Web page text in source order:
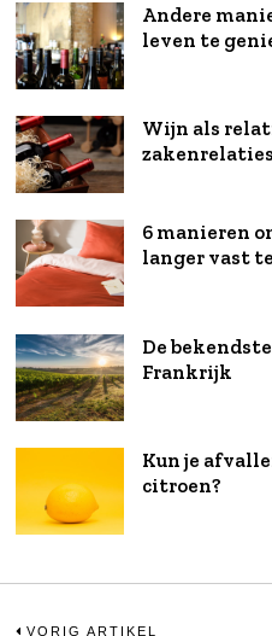
Andere
leven te
Wijn als
6 manieren
langer vast
De
Frankrijk
Kun je
citroen?
VORIG ARTIKEL